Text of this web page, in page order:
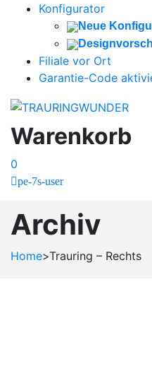
Konfigurator
Neue
Filiale vor Ort
Garantie-Code
Warenkorb
0
pe-7s-user
Archiv
Home>Trauring – Rechts